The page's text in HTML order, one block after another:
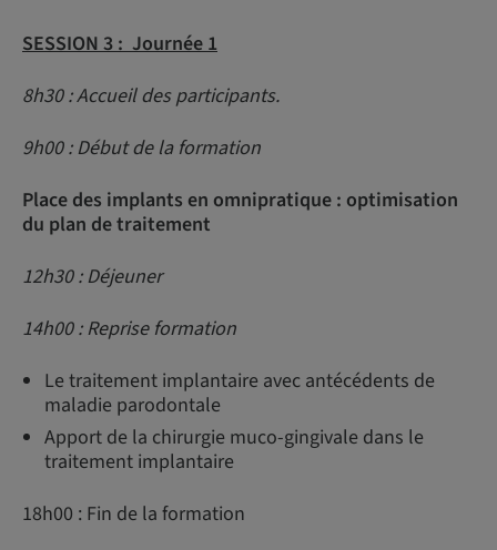
SESSION 3 : Journée 1
8h30 : Accueil des participants.
9h00 : Début de la formation
Place des implants en omnipratique : optimisation
du plan de traitement
12h30 : Déjeuner
14h00 : Reprise formation
Le traitement implantaire avec antécédents de
maladie parodontale
Apport de la chirurgie muco-gingivale dans le
traitement implantaire
18h00 : Fin de la formation